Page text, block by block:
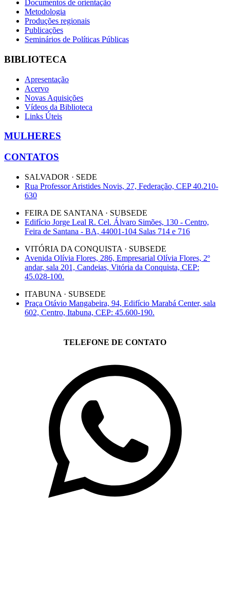
Documentos de orientação
Metodologia
Produções regionais
Publicações
Seminários de Políticas Públicas
BIBLIOTECA
Apresentação
Acervo
Novas Aquisições
Vídeos da Biblioteca
Links Úteis
MULHERES
CONTATOS
SALVADOR · SEDE
Rua Professor Aristides Novis, 27, Federação, CEP 40.210-
630
FEIRA DE SANTANA · SUBSEDE
Edifício Jorge Leal R. Cel. Álvaro Simões, 130 - Centro,
Feira de Santana - BA, 44001-104 Salas 714 e 716
VITÓRIA DA CONQUISTA · SUBSEDE
Avenida Olívia Flores, 286, Empresarial Olívia Flores, 2º
andar, sala 201, Candeias, Vitória da Conquista, CEP:
45.028-100.
ITABUNA · SUBSEDE
Praça Otávio Mangabeira, 94, Edifício Marabá Center, sala
602, Centro, Itabuna, CEP: 45.600-190.
TELEFONE DE CONTATO